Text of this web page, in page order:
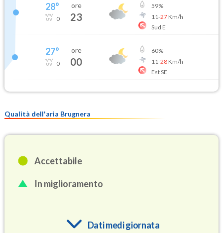
28°
0
ore
23
59%
11-27Km/h
Sud E
27°
0
ore
00
60%
11-28Km/h
Est SE
Qualità dell'aria Brugnera
Accettabile
In miglioramento
Dati medi giornata